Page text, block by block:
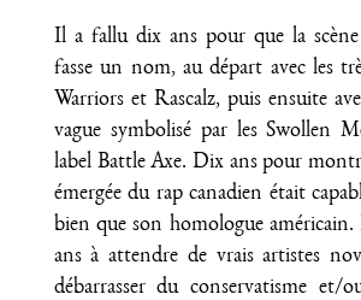
Il a fallu dix ans pour que la scène
fasse un nom, au départ avec les
Warriors et Rascalz, puis ensuite
vague symbolisé par les Swollen
label Battle Axe. Dix ans pour
émergée du rap canadien était
bien que son homologue
ans à attendre de vrais artistes
débarrasser du conservatisme et/